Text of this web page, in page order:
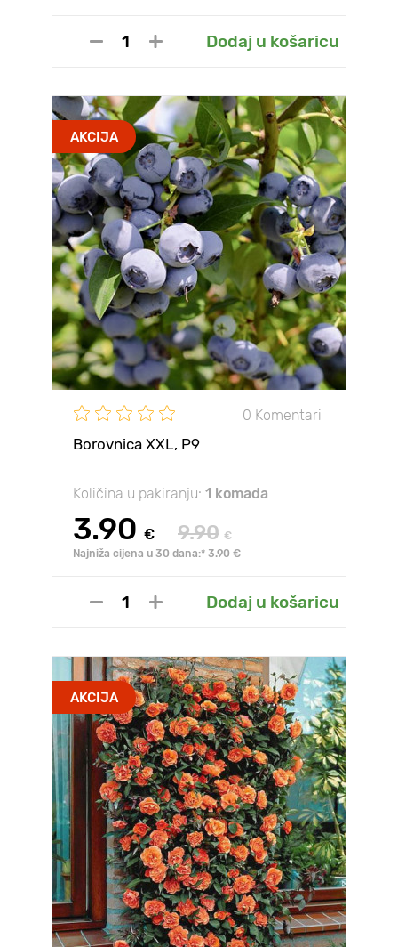
Dodaj u košaricu
AKCIJA
0 Komentari
Borovnica XXL, P9
Količina u pakiranju: 1 komada
3.90 € 9.90 €
Najniža cijena u 30 dana:* 3.90 €
Dodaj u košaricu
AKCIJA